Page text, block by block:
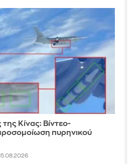
της Κίνας: Βίντεο-
πυρηνικού